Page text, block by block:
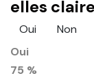
elles
Oui
Non
Oui
75 %